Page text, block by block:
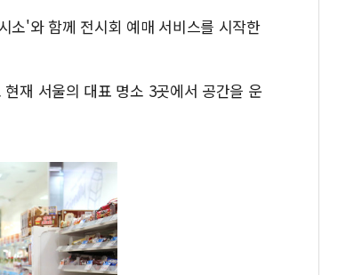
, 업계 개인정보 보안 새판 짠다…'자율규제단체' 타진
당, 오늘 제주·인천 경선 발표...김민석 '재역전' vs 정청래 '격차
시, 고용 쇼크에 금리 인상 우려 후퇴…S&P500 최고치
증시, 美 고용 예상 밖 부진에 연준 금리 인상 가능성 낮아지며
준 매파 기세 꺾이나…고용 감소에 9월 동결 전망 우세
소'와 함께 전시회 예매 서비스를 시작한
재 서울의 대표 명소 3곳에서 공간을 운